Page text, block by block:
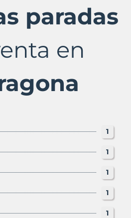
paradas
en
1
1
1
1
1